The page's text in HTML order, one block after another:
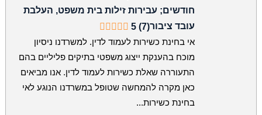
חודשים; עבירות זילות בית משפט, העלבת
עובד ציבור5 (7)
אי בחינת כשירות לעמוד לדין. למשרדנו ניסיון
מוכח בהענקת ייצוג משפטי בתיקים פליליים בהם
התעוררה שאלת כשירות לעמוד לדין. אנו מביאים
כאן מקרה להמחשה שטופל במשרדנו הנוגע לאי
בחינת כשירות...